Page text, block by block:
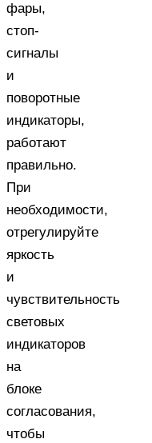
фары,
стоп-
сигналы
и
поворотные
индикаторы,
работают
правильно.
При
необходимости,
отрегулируйте
яркость
и
чувствительность
световых
индикаторов
на
блоке
согласования,
чтобы